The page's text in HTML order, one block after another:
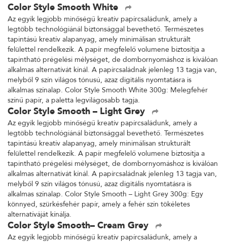
Color Style Smooth White
Az egyik legjobb minőségű kreatív papírcsaládunk, amely a
legtöbb technológiánál biztonsággal bevethető. Természetes
tapintású kreatív alapanyag, amely minimálisan strukturált
felülettel rendelkezik. A papír megfelelő volumene biztosítja a
tapintható prégelési mélységet, de dombornyomáshoz is kiválóan
alkalmas alternatívát kínál. A papírcsaládnak jelenleg 13 tagja van,
melyből 9 szín világos tónusú, azaz digitális nyomtatásra is
alkalmas színalap. Color Style Smooth White 300g: Melegfehér
színű papír, a paletta legvilágosabb tagja.
Color Style Smooth – Light Grey
Az egyik legjobb minőségű kreatív papírcsaládunk, amely a
legtöbb technológiánál biztonsággal bevethető. Természetes
tapintású kreatív alapanyag, amely minimálisan strukturált
felülettel rendelkezik. A papír megfelelő volumene biztosítja a
tapintható prégelési mélységet, de dombornyomáshoz is kiválóan
alkalmas alternatívát kínál. A papírcsaládnak jelenleg 13 tagja van,
melyből 9 szín világos tónusú, azaz digitális nyomtatásra is
alkalmas színalap. Color Style Smooth – Light Grey 300g: Egy
könnyed, szürkésfehér papír, amely a fehér szín tökéletes
alternatíváját kínálja.
Color Style Smooth– Cream Grey
Az egyik legjobb minőségű kreatív papírcsaládunk, amely a